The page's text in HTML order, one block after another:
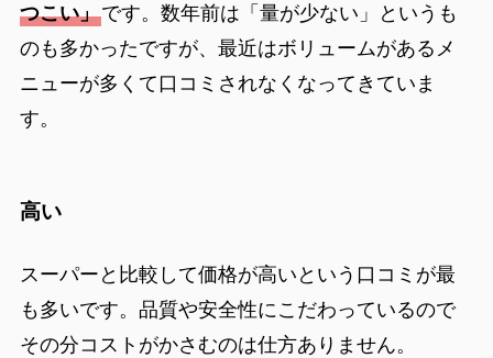
つこい」です。数年前は「量が少ない」というも
のも多かったですが、最近はボリュームがあるメ
ニューが多くて口コミされなくなってきていま
す。
高い
スーパーと比較して価格が高いという口コミが最
も多いです。品質や安全性にこだわっているので
その分コストがかさむのは仕方ありません。